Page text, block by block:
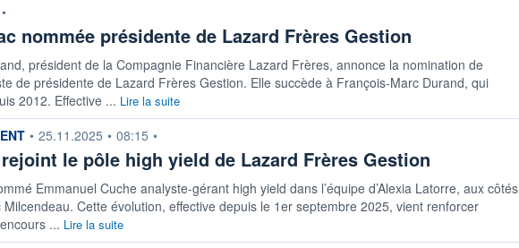
•
nommée présidente de Lazard Frères Gestion
président de la Compagnie Financière Lazard Frères, annonce la nomination de
de présidente de Lazard Frères Gestion. Elle succède à François-Marc Durand, qui
2012. Effective ... Lire la suite
• 25.11.2025 • 08:15 •
le pôle high yield de Lazard Frères Gestion
Emmanuel Cuche analyste-gérant high yield dans l’équipe d’Alexia Latorre, aux côtés
Cette évolution, effective depuis le 1er septembre 2025, vient renforcer
... Lire la suite